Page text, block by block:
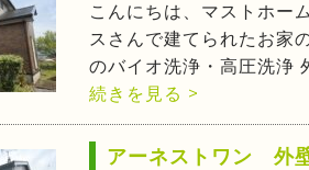
こんにちは、マストホー
スさんで建てられたお家
のバイオ洗浄・高圧洗浄
続きを見る >
アーネストワン 外